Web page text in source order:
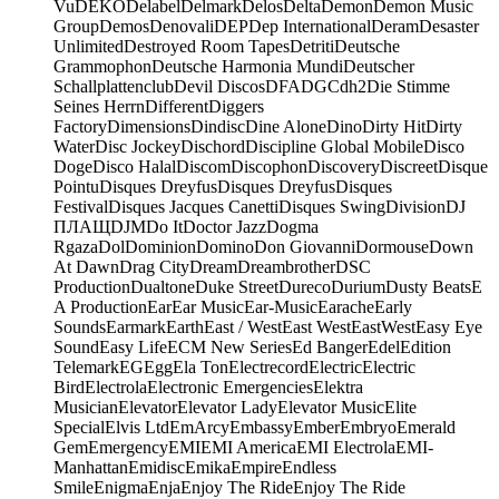
VuDEKODelabelDelmarkDelosDeltaDemonDemon Music
GroupDemosDenovaliDEPDep InternationalDeramDesaster
UnlimitedDestroyed Room TapesDetritiDeutsche
GrammophonDeutsche Harmonia MundiDeutscher
SchallplattenclubDevil DiscosDFADGCdh2Die Stimme
Seines HerrnDifferentDiggers
FactoryDimensionsDindiscDine AloneDinoDirty HitDirty
WaterDisc JockeyDischordDiscipline Global MobileDisco
DogeDisco HalalDiscomDiscophonDiscoveryDiscreetDisque
PointuDisques DreyfusDisques DreyfusDisques
FestivalDisques Jacques CanettiDisques SwingDivisionDJ
ПЛАЩDJMDo ItDoctor JazzDogma
RgazaDolDominionDominoDon GiovanniDormouseDown
At DawnDrag CityDreamDreambrotherDSC
ProductionDualtoneDuke StreetDurecoDuriumDusty BeatsE
A ProductionEarEar MusicEar-MusicEaracheEarly
SoundsEarmarkEarthEast / WestEast WestEastWestEasy Eye
SoundEasy LifeECM New SeriesEd BangerEdelEdition
TelemarkEGEggEla TonElectrecordElectricElectric
BirdElectrolaElectronic EmergenciesElektra
MusicianElevatorElevator LadyElevator MusicElite
SpecialElvis LtdEmArcyEmbassyEmberEmbryoEmerald
GemEmergencyEMIEMI AmericaEMI ElectrolaEMI-
ManhattanEmidiscEmikaEmpireEndless
SmileEnigmaEnjaEnjoy The RideEnjoy The Ride